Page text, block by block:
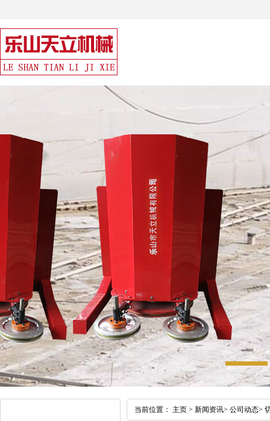
当前位置： 主页 > 新闻资讯> 公司动态>